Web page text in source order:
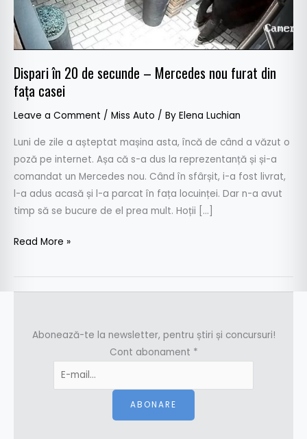
Dispari în 20 de secunde – Mercedes nou furat din
fața casei
Leave a Comment / Miss Auto / By Elena Luchian
Luni de zile a așteptat mașina asta, încă de când a văzut o
poză pe internet. Așa că s-a dus la reprezentanță și și-a
comandat un Mercedes nou. Când în sfârșit, i-a fost livrat,
l-a adus acasă și l-a parcat în fața locuinței. Dar n-a avut
timp să se bucure de el prea mult. Hoții […]
furat
din
casei
Read More »
Abonează-te la newsletter, pentru știri și concursuri!
Cont abonament *
ABONARE